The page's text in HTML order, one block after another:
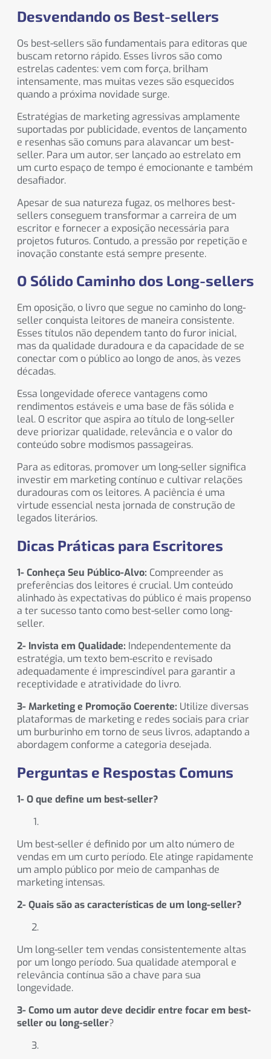
Desvendando os Best-sellers
Os best-sellers são fundamentais para editoras que
buscam retorno rápido. Esses livros são como
estrelas cadentes: vem com força, brilham
intensamente, mas muitas vezes são esquecidos
quando a próxima novidade surge.
Estratégias de marketing agressivas amplamente
suportadas por publicidade, eventos de lançamento
e resenhas são comuns para alavancar um best-
seller. Para um autor, ser lançado ao estrelato em
um curto espaço de tempo é emocionante e também
desafiador.
Apesar de sua natureza fugaz, os melhores best-
sellers conseguem transformar a carreira de um
escritor e fornecer a exposição necessária para
projetos futuros. Contudo, a pressão por repetição e
inovação constante está sempre presente.
O Sólido Caminho dos Long-sellers
Em oposição, o livro que segue no caminho do long-
seller conquista leitores de maneira consistente.
Esses títulos não dependem tanto do furor inicial,
mas da qualidade duradoura e da capacidade de se
conectar com o público ao longo de anos, às vezes
décadas.
Essa longevidade oferece vantagens como
rendimentos estáveis e uma base de fãs sólida e
leal. O escritor que aspira ao título de long-seller
deve priorizar qualidade, relevância e o valor do
conteúdo sobre modismos passageiras.
Para as editoras, promover um long-seller significa
investir em marketing contínuo e cultivar relações
duradouras com os leitores. A paciência é uma
virtude essencial nesta jornada de construção de
legados literários.
Dicas Práticas para Escritores
1- Conheça Seu Público-Alvo: Compreender as
preferências dos leitores é crucial. Um conteúdo
alinhado às expectativas do público é mais propenso
a ter sucesso tanto como best-seller como long-
seller.
2- Invista em Qualidade: Independentemente da
estratégia, um texto bem-escrito e revisado
adequadamente é imprescindível para garantir a
receptividade e atratividade do livro.
3- Marketing e Promoção Coerente: Utilize diversas
plataformas de marketing e redes sociais para criar
um burburinho em torno de seus livros, adaptando a
abordagem conforme a categoria desejada.
Perguntas e Respostas Comuns
1- O que define um best-seller?
Um best-seller é definido por um alto número de
vendas em um curto período. Ele atinge rapidamente
um amplo público por meio de campanhas de
marketing intensas.
2- Quais são as características de um long-seller?
Um long-seller tem vendas consistentemente altas
por um longo período. Sua qualidade atemporal e
relevância contínua são a chave para sua
longevidade.
3- Como um autor deve decidir entre focar em best-
seller ou long-seller?